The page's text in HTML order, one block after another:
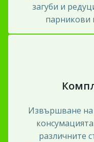
загуби и
парникови
Извършване на
различните